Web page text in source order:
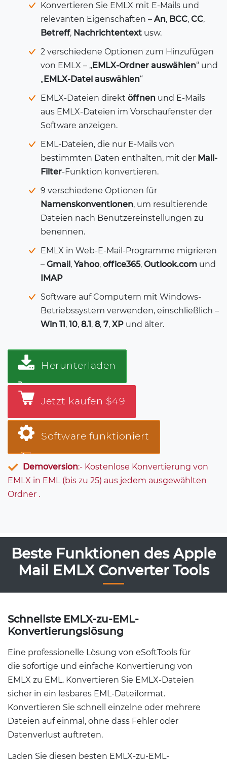
Konvertieren Sie EMLX mit E-Mails und
relevanten Eigenschaften – An, BCC, CC,
Betreff, Nachrichtentext usw.
2 verschiedene Optionen zum Hinzufügen
von EMLX – „ EMLX-Ordner auswählen“ und
„ EMLX-Datei auswählen“
EMLX-Dateien direkt öffnen und E-Mails
aus EMLX-Dateien im Vorschaufenster der
Software anzeigen.
EML-Dateien, die nur E-Mails von
bestimmten Daten enthalten, mit der Mail-
Filter-Funktion konvertieren.
9 verschiedene Optionen für
Namenskonventionen, um resultierende
Dateien nach Benutzereinstellungen zu
benennen.
EMLX in Web-E-Mail-Programme migrieren
– Gmail , Yahoo, office365, Outlook.com und
IMAP
Software auf Computern mit Windows-
Betriebssystem verwenden, einschließlich –
Win 11 , 10, 8.1 , 8, 7, XP und älter.
Herunterladen
Jetzt kaufen $49
Software funktioniert
Demoversion:- Kostenlose Konvertierung von
EMLX in EML (bis zu 25) aus jedem ausgewählten
Ordner .
Beste Funktionen des Apple
Mail EMLX Converter Tools
Schnellste EMLX-zu-EML-
Konvertierungslösung
Eine professionelle Lösung von eSoftTools für
die sofortige und einfache Konvertierung von
EMLX zu EML. Konvertieren Sie EMLX-Dateien
sicher in ein lesbares EML-Dateiformat.
Konvertieren Sie schnell einzelne oder mehrere
Dateien auf einmal, ohne dass Fehler oder
Datenverlust auftreten.
Laden Sie diesen besten EMLX-zu-EML-